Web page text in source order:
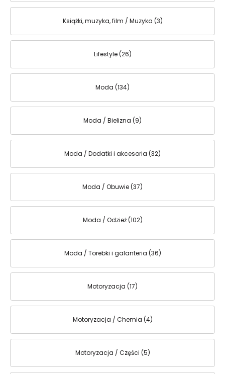
Książki, muzyka, film / Muzyka (3)
Lifestyle (26)
Moda (134)
Moda / Bielizna (9)
Moda / Dodatki i akcesoria (32)
Moda / Obuwie (37)
Moda / Odzież (102)
Moda / Torebki i galanteria (36)
Motoryzacja (17)
Motoryzacja / Chemia (4)
Motoryzacja / Części (5)